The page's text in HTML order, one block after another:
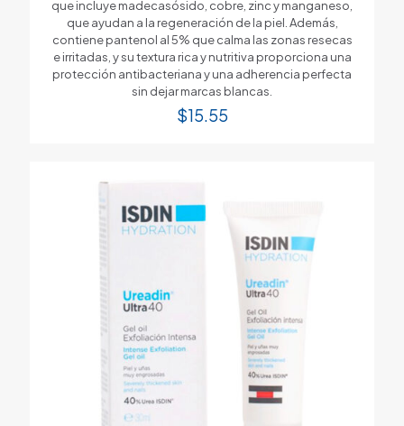
que incluye madecasósido, cobre, zinc y manganeso,
que ayudan a la regeneración de la piel. Además,
contiene pantenol al 5% que calma las zonas resecas
e irritadas, y su textura rica y nutritiva proporciona una
protección antibacteriana y una adherencia perfecta
sin dejar marcas blancas.
$15.55